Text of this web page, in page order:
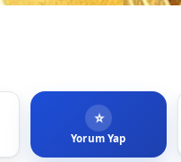
⭐
Yorum Yap